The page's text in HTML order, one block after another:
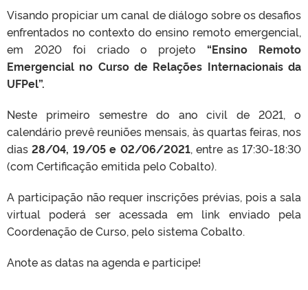
Visando propiciar um canal de diálogo sobre os desafios
enfrentados no contexto do ensino remoto emergencial,
em 2020 foi criado o projeto “Ensino Remoto
Emergencial no Curso de Relações Internacionais da
UFPel”.
Neste primeiro semestre do ano civil de 2021, o
calendário prevê reuniões mensais, às quartas feiras, nos
dias 28/04, 19/05 e 02/06/2021, entre as 17:30-18:30
(com Certificação emitida pelo Cobalto).
A participação não requer inscrições prévias, pois a sala
virtual poderá ser acessada em link enviado pela
Coordenação de Curso, pelo sistema Cobalto.
Anote as datas na agenda e participe!